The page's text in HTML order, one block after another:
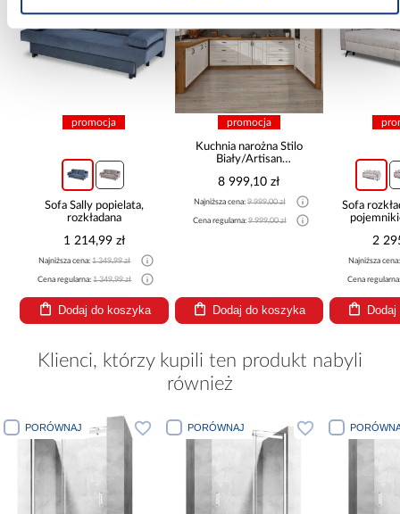
promocja
Sofa Sally popielata,
rozkładana
1 214,99 zł
Najniższa cena:1 349,99 zł
Cena regularna:1 349,99 zł
Dodaj do koszyka
promocja
Kuchnia narożna Stilo
Biały/Artisan
8 999,10 zł
Najniższa cena:9 999,00 zł
Cena regularna:9 999,00 zł
Dodaj do koszyka
Sofa
2
Najniższa
Cena
Klienci, którzy kupili ten produkt nabyli
również
PORÓWNAJ PORÓWNAJ